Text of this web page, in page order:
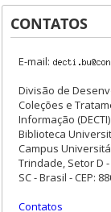
CONTATOS
E-mail:
Divisão de
Coleções e
Informação (DECTI)
Biblioteca
Campus
Trindade, Setor D
SC - Brasil - CEP:
Contatos